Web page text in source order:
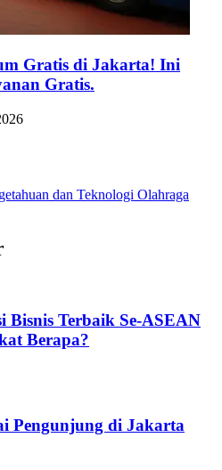
Gratis di Jakarta! Ini
Gratis.
dan Teknologi Olahraga
Bisnis Terbaik Se-ASEAN
Berapa?
Pengunjung di Jakarta